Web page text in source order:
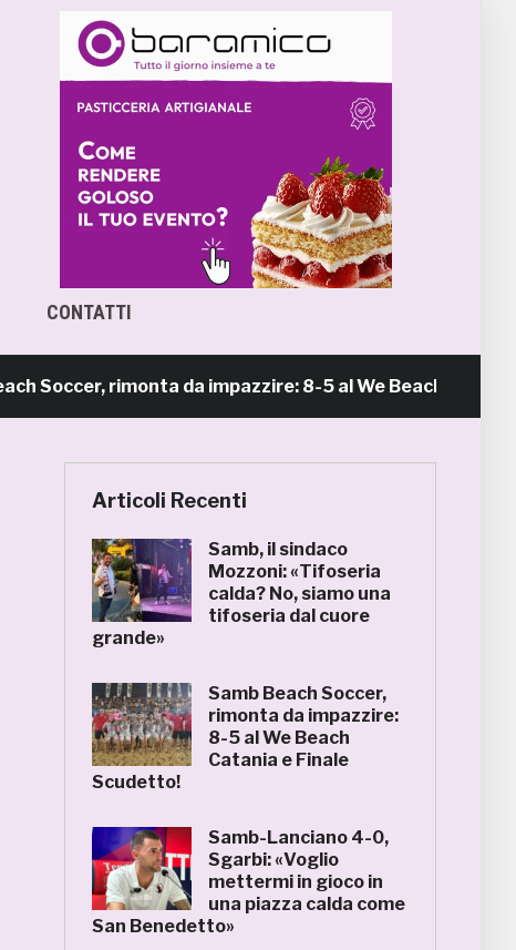
CONTATTI
rimonta da impazzire: 8-5 al We Beach Catania e
Articoli Recenti
Samb, il sindaco
Mozzoni: «Tifoseria
calda? No, siamo una
tifoseria dal cuore
grande»
Samb Beach Soccer,
rimonta da impazzire:
8-5 al We Beach
Catania e Finale
Scudetto!
Samb-Lanciano 4-0,
Sgarbi: «Voglio
mettermi in gioco in
una piazza calda come
San Benedetto»